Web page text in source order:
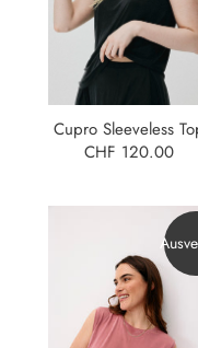
Cupro Sleeveless
CHF 120.00